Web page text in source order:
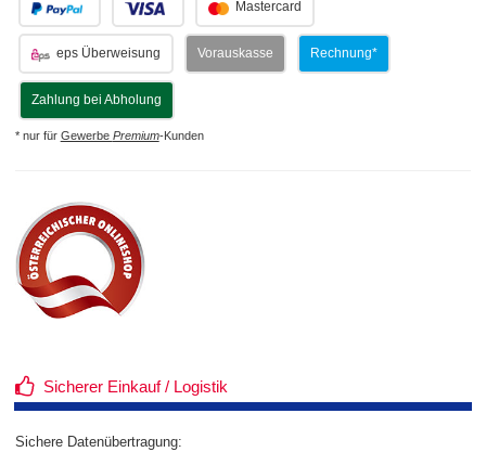
Mastercard
eps Überweisung Vorauskasse Rechnung*
Zahlung bei Abholung
* nur für Gewerbe Premium-Kunden
Sicherer Einkauf / Logistik
Sichere Datenübertragung: